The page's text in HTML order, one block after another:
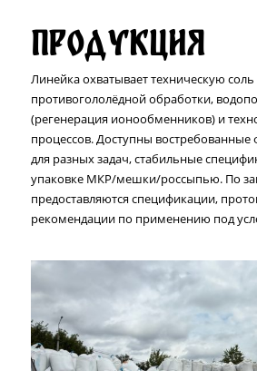
Продукция
Линейка охватывает техническую соль
противогололёдной обработки,
(регенерация ионообменников) и
процессов. Доступны
для разных задач, стабильные
упаковке МКР/мешки/россыпью. По
предоставляются спецификации,
рекомендации по применению под